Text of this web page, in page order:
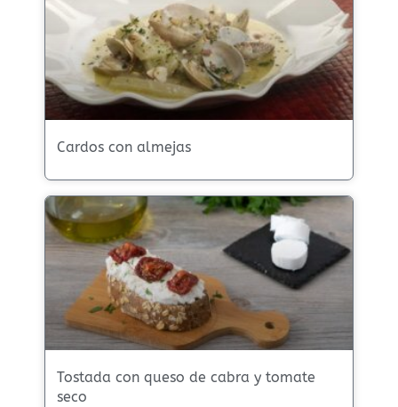
Cardos con almejas
Tostada con queso de cabra y tomate
seco